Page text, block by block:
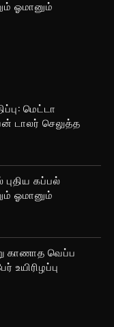
ஓமானும்
மெட்டா
டாலர் செலுத்த
கப்பல்
ஓமானும்
காணாத வெப்ப